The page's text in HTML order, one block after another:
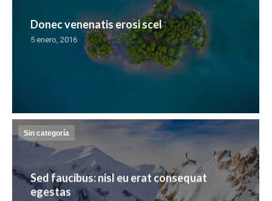
Donec venenatis erosi scel
5 enero, 2016
Sin categoría
Sed faucibus: nisl eu erat consequat
egestas